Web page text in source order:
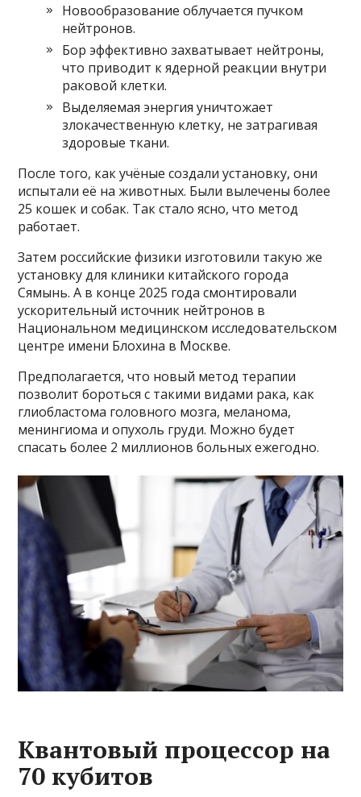
Новообразование облучается пучком
нейтронов.
Бор эффективно захватывает нейтроны,
что приводит к ядерной реакции внутри
раковой клетки.
Выделяемая энергия уничтожает
злокачественную клетку, не затрагивая
здоровые ткани.
После того, как учёные создали установку, они
испытали её на животных. Были вылечены более
25 кошек и собак. Так стало ясно, что метод
работает.
Затем российские физики изготовили такую же
установку для клиники китайского города
Сямынь. А в конце 2025 года смонтировали
ускорительный источник нейтронов в
Национальном медицинском исследовательском
центре имени Блохина в Москве.
Предполагается, что новый метод терапии
позволит бороться с такими видами рака, как
глиобластома головного мозга, меланома,
менингиома и опухоль груди. Можно будет
спасать более 2 миллионов больных ежегодно.
Квантовый процессор на
70 кубитов